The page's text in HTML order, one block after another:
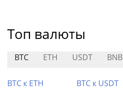
Топ валюты
BTC ETH USDT BNB
BTC к ETH BTC к USDT